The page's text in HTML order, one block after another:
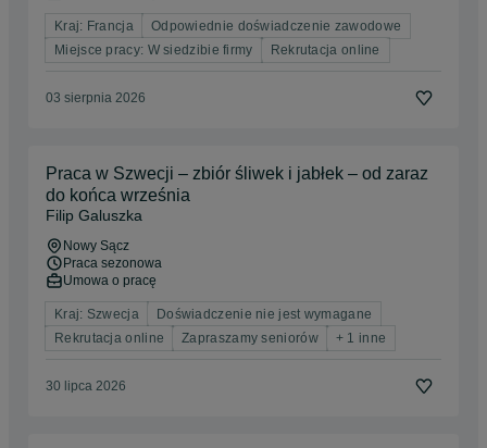
Kraj: Francja
Odpowiednie doświadczenie zawodowe
Miejsce pracy: W siedzibie firmy
Rekrutacja online
03 sierpnia 2026
Praca w Szwecji – zbiór śliwek i jabłek – od zaraz
do końca września
Filip Galuszka
Nowy Sącz
Praca sezonowa
Umowa o pracę
Kraj: Szwecja
Doświadczenie nie jest wymagane
Rekrutacja online
Zapraszamy seniorów + 1 inne
30 lipca 2026